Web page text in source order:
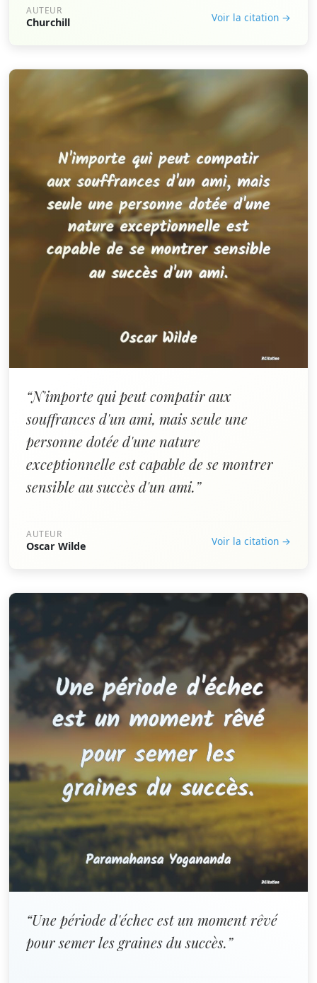
AUTEUR
Churchill Voir la citation →
“N'importe qui peut compatir aux
souffrances d'un ami, mais seule une
personne dotée d'une nature
exceptionnelle est capable de se montrer
sensible au succès d'un ami.”
AUTEUR
Oscar Wilde Voir la citation →
“Une période d'échec est un moment rêvé
pour semer les graines du succès.”